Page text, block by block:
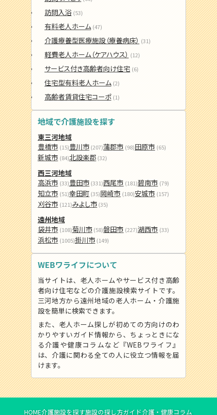
訪問入浴 (53)
有料老人ホーム (47)
介護療養型医療施設（療養病床） (31)
軽費老人ホーム（ケアハウス） (12)
サービス付き高齢者向け住宅 (6)
住宅型有料老人ホーム (2)
高齢者賃貸住宅コーポ (1)
地域で介護施設を探す
東三河地域
豊橋市 (15)豊川市 (207)蒲郡市 (98)田原市 (65)
新城市 (84)北設楽郡 (32)
西三河地域
高浜市 (33)豊田市 (331)西尾市 (181)碧南市 (79)
知立市 (51)幸田町 (35)岡崎市 (180)安城市 (157)
刈谷市 (121)みよし市 (35)
遠州地域
袋井市 (108)菊川市 (58)磐田市 (227)湖西市 (33)
浜松市 (1005)掛川市 (149)
WEBワライフについて
当サイトは、老人ホームやサービス付き高齢
者向け住宅などの介護施設検索サイトです。
三河地方から遠州地域の老人ホーム・介護施
設を簡単に検索できます。
また、老人ホーム探しが初めての方向けのわ
かりやすいガイド情報から、ちょっときにな
る介護や健康コラムなど『WEBワライフ』
は、介護に関わる全ての人に役立つ情報を届
けます。
HOME介護施設を探す施設の探し方ガイド介護・健康コラム